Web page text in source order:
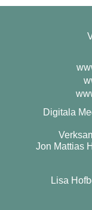
Digitala
Jon Mattias
Lisa